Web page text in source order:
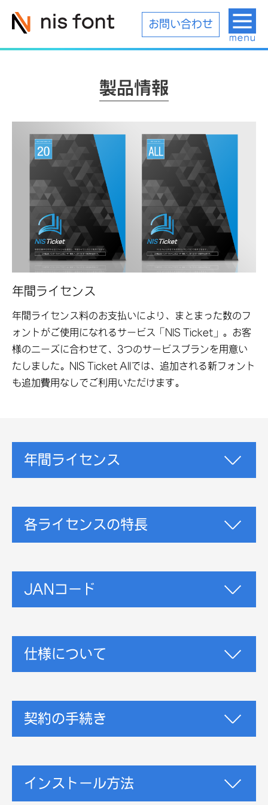
お問い合わせ
製品情報
年間ライセンス
年間ライセンス料のお支払いにより、まとまった数のフ
ォントがご使用になれるサービス「NIS Ticket」。お客
様のニーズに合わせて、3つのサービスプランを用意い
たしました。NIS Ticket Allでは、追加される新フォント
も追加費用なしでご利用いただけます。
年間ライセンス
各ライセンスの特長
JANコード
仕様について
契約の手続き
インストール方法